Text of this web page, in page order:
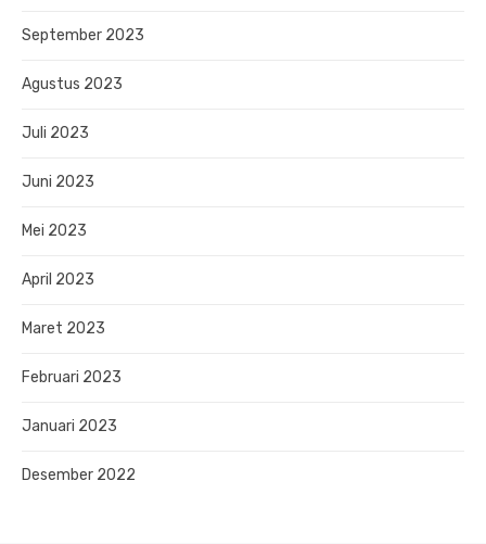
September 2023
Agustus 2023
Juli 2023
Juni 2023
Mei 2023
April 2023
Maret 2023
Februari 2023
Januari 2023
Desember 2022